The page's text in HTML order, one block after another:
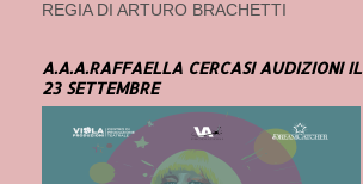
REGIA DI ARTURO BRACHETTI
A.A.A.RAFFAELLA CERCASI AUDIZIONI IL
23 SETTEMBRE